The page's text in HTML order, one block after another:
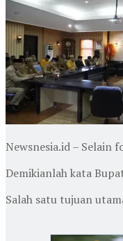
Newsnesia.id – Selain
Demikianlah kata
Salah satu tujuan